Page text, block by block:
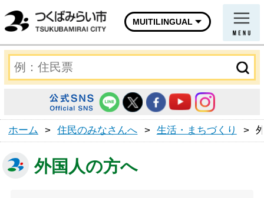
MUITILINGUAL
ホーム > 住民のみなさんへ > 生活・まちづくり >
外国人の方へ